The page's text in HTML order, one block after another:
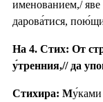
именова́нием,/
дарова́тися,
На 4. Стих: От
у́тренния,// да
Стихира: М